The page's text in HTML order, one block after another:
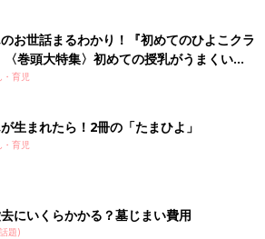
お世話まるわかり！『初めてのひよこクラ
〈巻頭大特集〉初めての授乳がうまくい
い・ミルクの基本と夏のトラブル 解決テ
育児
生まれたら！2冊の「たまひよ」
育児
にいくらかかる？墓じまい費用
題)